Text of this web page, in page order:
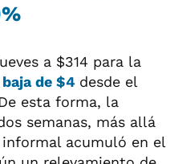
a $314 para la
de $4 desde el
esta forma, la
semanas, más allá
acumuló en el